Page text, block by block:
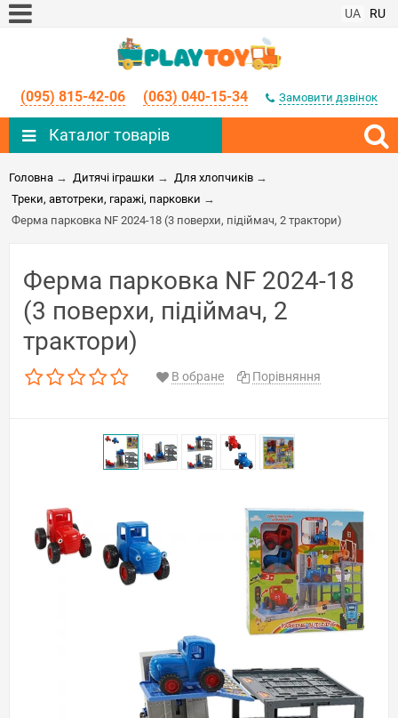
UA RU
(095) 815-42-06 (063) 040-15-34 Замовити дзвінок
Каталог товарів
Головна → Дитячі іграшки → Для хлопчиків →
Треки, автотреки, гаражі, парковки →
Ферма парковка NF 2024-18 (3 поверхи, підіймач, 2 трактори)
Ферма парковка NF 2024-18
(3 поверхи, підіймач, 2
трактори)
В обране Порівняння